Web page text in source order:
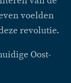
voelden
revolutie.
Oost-